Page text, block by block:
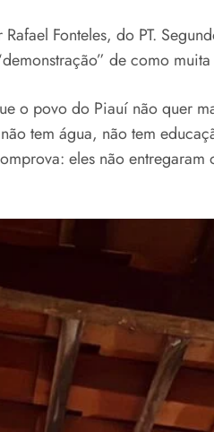
Fonteles, do PT.
de como
o povo do Piauí não quer
tem água, não tem
eles não